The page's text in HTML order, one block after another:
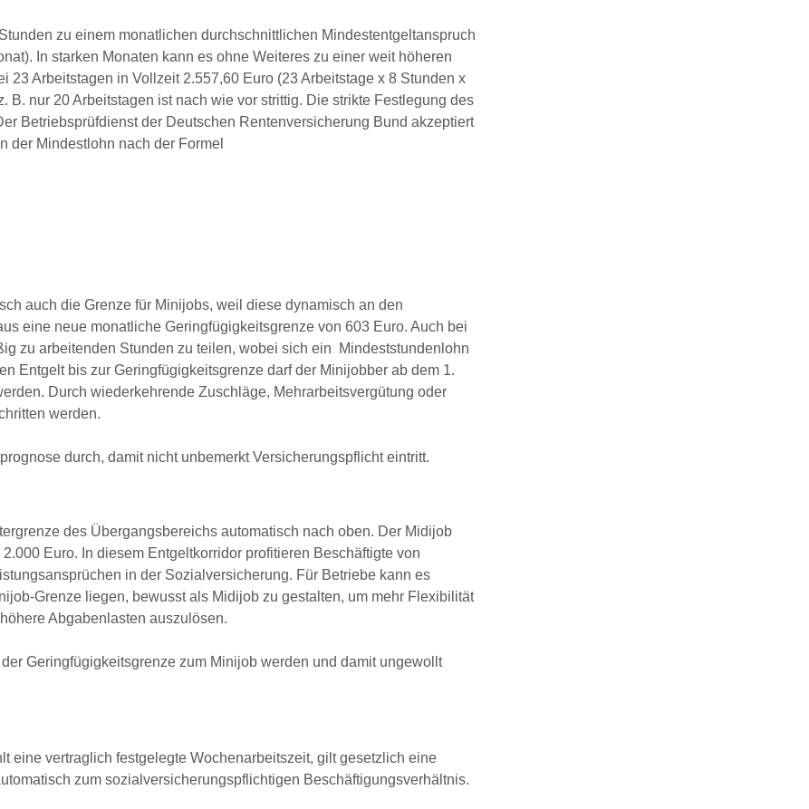
zu einem monatlichen durchschnittlichen Mindestentgeltanspruch
In starken Monaten kann es ohne Weiteres zu einer weit höheren
23 Arbeitstagen in Vollzeit 2.557,60 Euro (23 Arbeitstage x 8 Stunden x
B. nur 20 Arbeitstagen ist nach wie vor strittig. Die strikte Festlegung des
Betriebsprüfdienst der Deutschen Rentenversicherung Bund akzeptiert
der Mindestlohn nach der Formel
auch die Grenze für Minijobs, weil diese dynamisch an den
eine neue monatliche Geringfügigkeitsgrenze von 603 Euro. Auch bei
zu arbeitenden Stunden zu teilen, wobei sich ein Mindeststundenlohn
Entgelt bis zur Geringfügigkeitsgrenze darf der Minijobber ab dem 1.
Durch wiederkehrende Zuschläge, Mehrarbeitsvergütung oder
werden.
durch, damit nicht unbemerkt Versicherungspflicht eintritt.
des Übergangsbereichs automatisch nach oben. Der Midijob
Euro. In diesem Entgeltkorridor profitieren Beschäftigte von
in der Sozialversicherung. Für Betriebe kann es
Grenze liegen, bewusst als Midijob zu gestalten, um mehr Flexibilität
Abgabenlasten auszulösen.
Geringfügigkeitsgrenze zum Minijob werden und damit ungewollt
eine vertraglich festgelegte Wochenarbeitszeit, gilt gesetzlich eine
zum sozialversicherungspflichtigen Beschäftigungsverhältnis.